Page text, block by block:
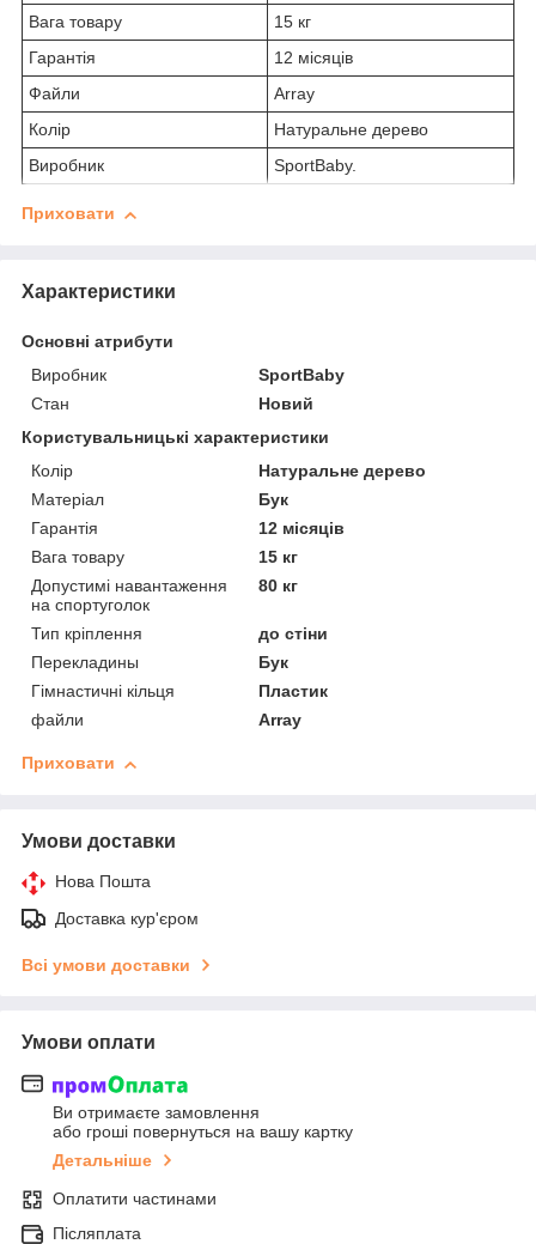
Вага товару
15 кг
Гарантія
12 місяців
Файли
Array
Колір
Натуральне дерево
Виробник
SportBaby.
Приховати
Характеристики
Основні атрибути
Виробник
SportBaby
Стан
Новий
Користувальницькі характеристики
Колір
Натуральне дерево
Матеріал
Бук
Гарантія
12 місяців
Вага товару
15 кг
Допустимі навантаження
на спортуголок
80 кг
Тип кріплення
до стіни
Перекладины
Бук
Гімнастичні кільця
Пластик
файли
Array
Приховати
Умови доставки
Нова Пошта
Доставка кур'єром
Всі умови доставки
Умови оплати
Ви отримаєте замовлення
або гроші повернуться на вашу картку
Детальніше
Оплатити частинами
Післяплата